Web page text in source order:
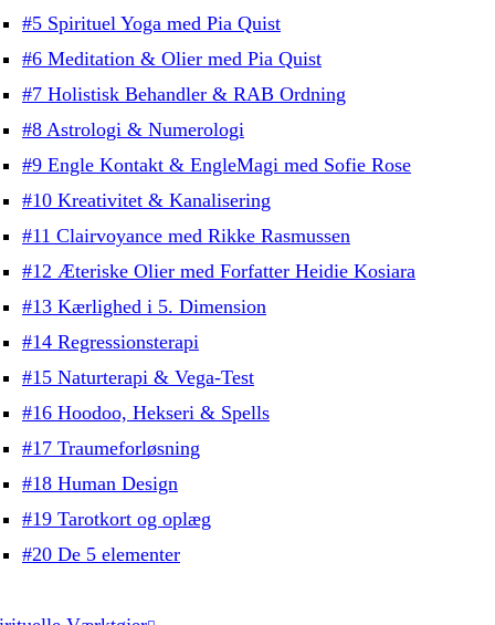
#5 Spirituel Yoga med Pia Quist
#6 Meditation & Olier med Pia Quist
#7 Holistisk Behandler & RAB Ordning
#8 Astrologi & Numerologi
#9 Engle Kontakt & EngleMagi med Sofie Rose
#10 Kreativitet & Kanalisering
#11 Clairvoyance med Rikke Rasmussen
#12 Æteriske Olier med Forfatter Heidie Kosiara
#13 Kærlighed i 5. Dimension
#14 Regressionsterapi
#15 Naturterapi & Vega-Test
#16 Hoodoo, Hekseri & Spells
#17 Traumeforløsning
#18 Human Design
#19 Tarotkort og oplæg
#20 De 5 elementer